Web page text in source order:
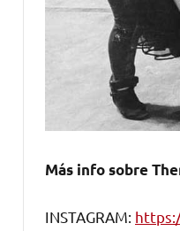
Más info sobre
INSTAGRAM: